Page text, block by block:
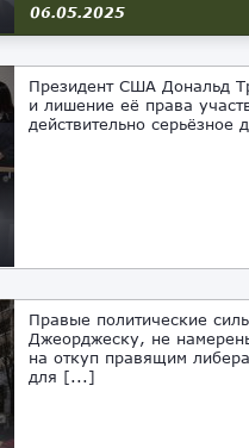
06.05.2025
Президент США Дональд
и лишение её права
действительно
Правые политические
Джеорджеску, не
на откуп правящим
для [...]